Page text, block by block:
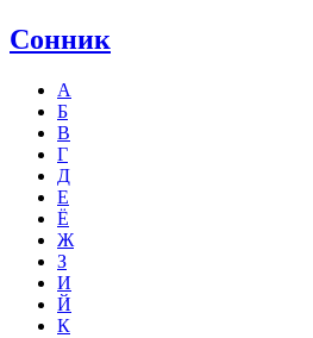
Сонник
А
Б
В
Г
Д
Е
Ё
Ж
З
И
Й
К